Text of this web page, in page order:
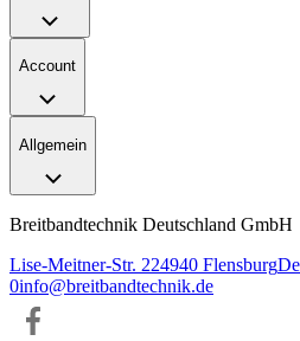
Account
Allgemein
Breitbandtechnik Deutschland GmbH
Lise-Meitner-Str. 224940 Flensburg
0info@breitbandtechnik.de